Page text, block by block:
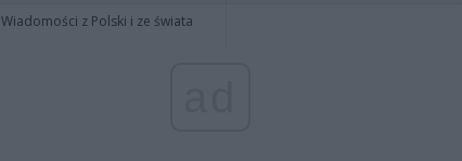
Wiadomości z Polski i ze świata